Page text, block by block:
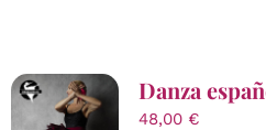
Danza
48,00 €